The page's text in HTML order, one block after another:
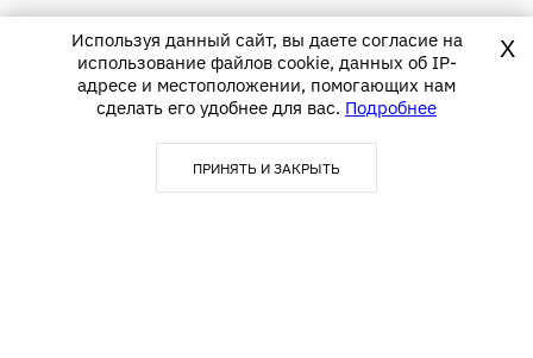
Используя данный сайт, вы даете согласие на
использование файлов cookie, данных об IP-
адресе и местоположении, помогающих нам
сделать его удобнее для вас. Подробнее
ПРИНЯТЬ И ЗАКРЫТЬ
X